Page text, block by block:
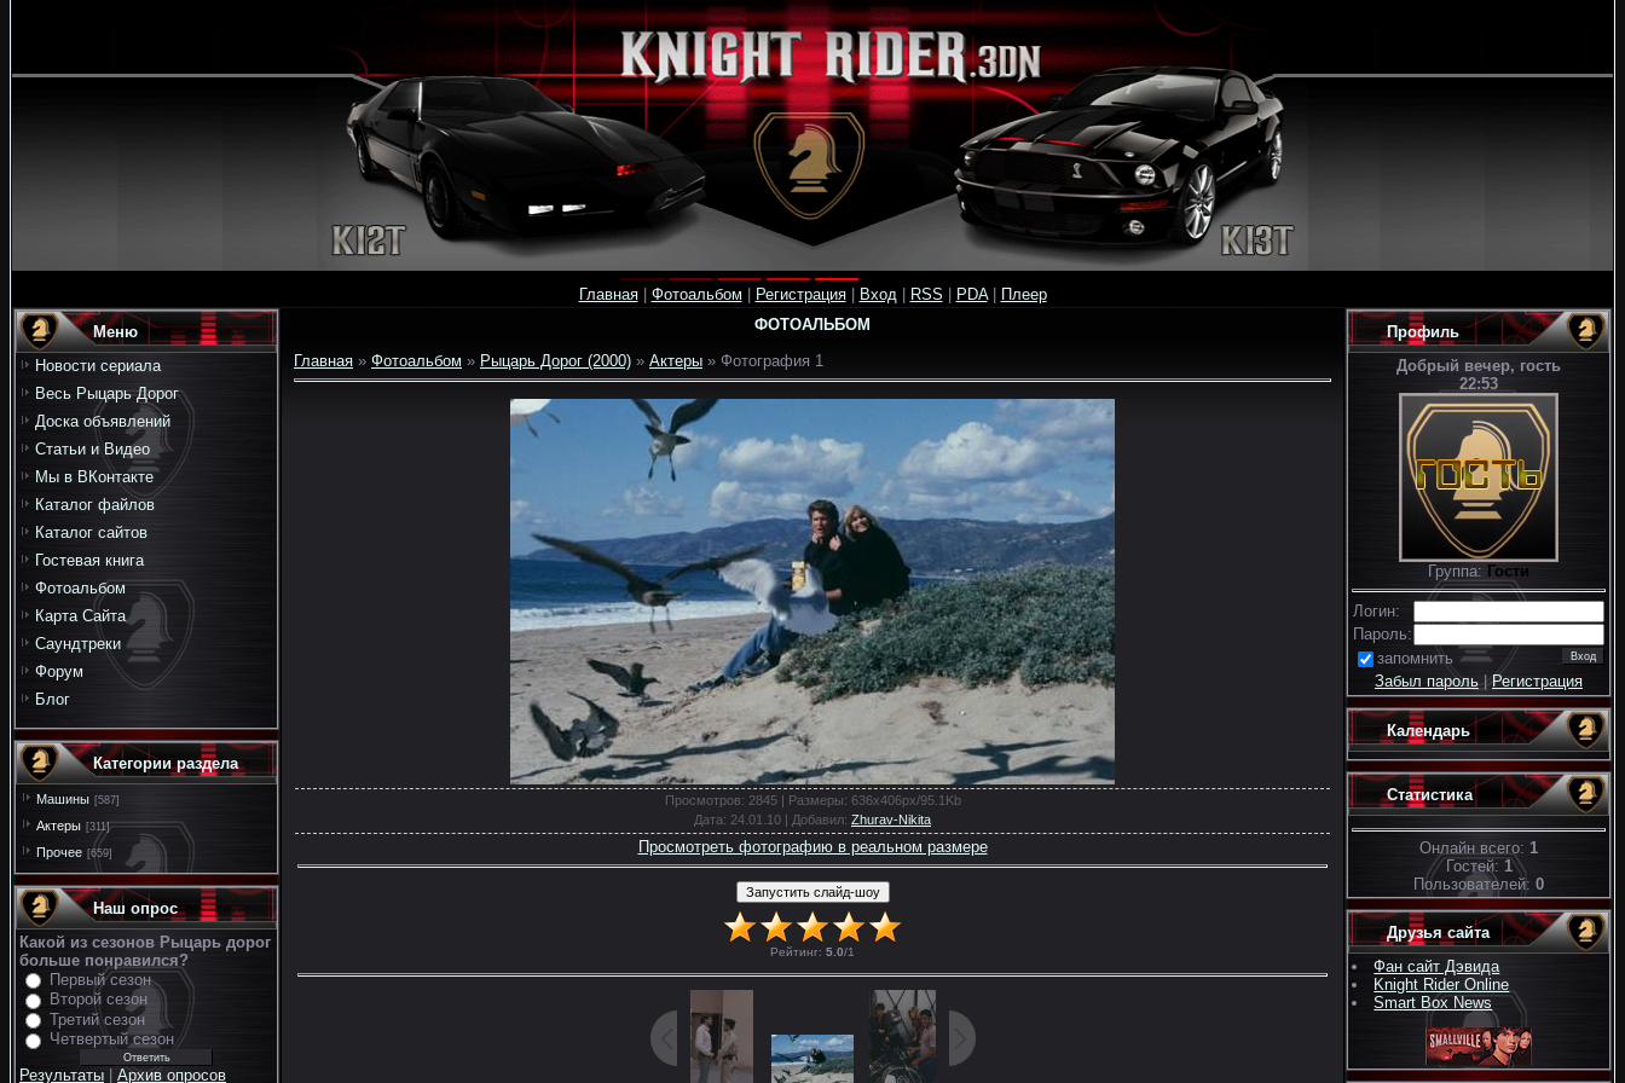
Главная| Фотоальбом Регистрация| Вход| RSS PDA| Плеер
Меню
Новости сериала
Весь Рыцарь Дорог
Доска объявлений
Статьи и Видео
Мы в ВКонтакте
Каталог файлов
Каталог сайтов
Гостевая книга
Фотоальбом
Карта Сайта
Саундтреки
Форум
Блог
Категории раздела
Машины [587]
Актеры [311]
Прочее [659]
Наш опрос
Какой из сезонов Рыцарь дорог
больше понравился?
Первый сезон
Второй сезон
Третий сезон
Четвертый сезон
Результаты
Архив опросов
ФОТОАЛЬБОМ
Главная » Фотоальбом » Рыцарь Дорог (2000) » Актеры » Фотография 1
Просмотров: 2845 | Размеры: 636x406px/95.1Kb
Дата: 24.01.10 | Добавил: Zhurav-Nikita
Просмотреть фотографию в реальном размере
Рейтинг: 5.0/1
Профиль
Добрый вечер, гость
22:53
Группа: Гости
Логин:
Пароль:
запомнить
Забыл пароль|Регистрация
Календарь
Статистика
Онлайн всего: 1
Гостей: 1
Пользователей: 0
Друзья сайта
Фан сайт Дэвида
Knight Rider Online
Smart Box News